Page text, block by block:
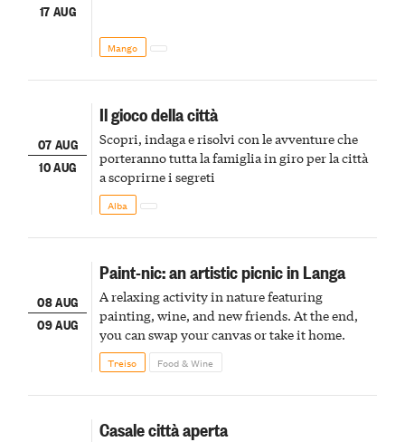
17 AUG
Mango
07 AUG
10 AUG
Il gioco della città
Scopri, indaga e risolvi con le avventure che
porteranno tutta la famiglia in giro per la città
a scoprirne i segreti
Alba
08 AUG
09 AUG
Paint-nic: an artistic picnic in Langa
A relaxing activity in nature featuring
painting, wine, and new friends. At the end,
you can swap your canvas or take it home.
Treiso Food & Wine
Casale città aperta